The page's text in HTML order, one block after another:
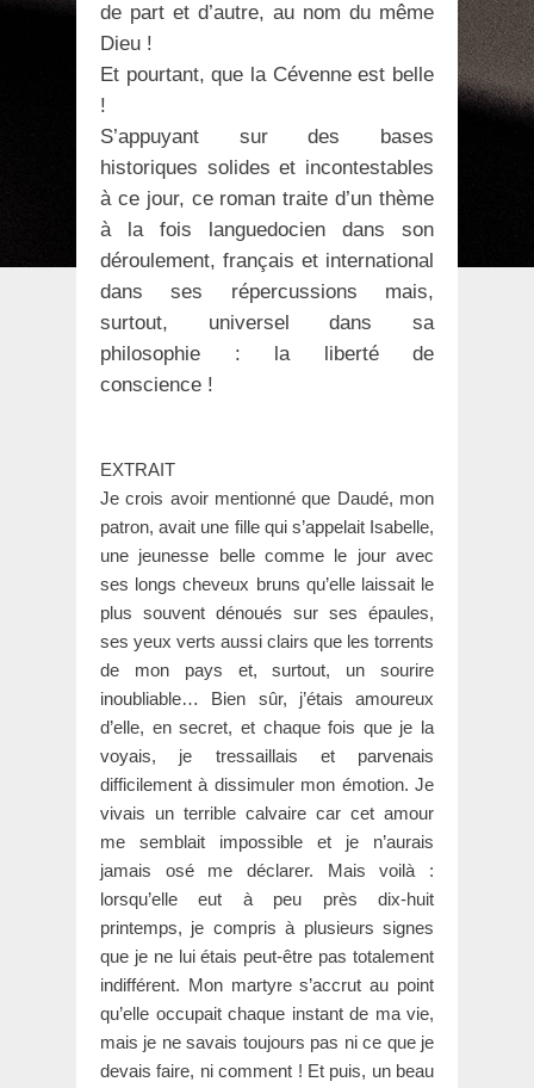
de part et d’autre, au nom du même
Dieu !
Et pourtant, que la Cévenne est belle
!
S’appuyant sur des bases
historiques solides et incontestables
à ce jour, ce roman traite d’un thème
à la fois languedocien dans son
déroulement, français et international
dans ses répercussions mais,
surtout, universel dans sa
philosophie : la liberté de
conscience !
EXTRAIT
Je crois avoir mentionné que Daudé, mon
patron, avait une fille qui s’appelait Isabelle,
une jeunesse belle comme le jour avec
ses longs cheveux bruns qu’elle laissait le
plus souvent dénoués sur ses épaules,
ses yeux verts aussi clairs que les torrents
de mon pays et, surtout, un sourire
inoubliable… Bien sûr, j’étais amoureux
d’elle, en secret, et chaque fois que je la
voyais, je tressaillais et parvenais
difficilement à dissimuler mon émotion. Je
vivais un terrible calvaire car cet amour
me semblait impossible et je n’aurais
jamais osé me déclarer. Mais voilà :
lorsqu’elle eut à peu près dix-huit
printemps, je compris à plusieurs signes
que je ne lui étais peut-être pas totalement
indifférent. Mon martyre s’accrut au point
qu’elle occupait chaque instant de ma vie,
mais je ne savais toujours pas ni ce que je
devais faire, ni comment ! Et puis, un beau